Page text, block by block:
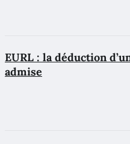
EURL : la déduction
admise